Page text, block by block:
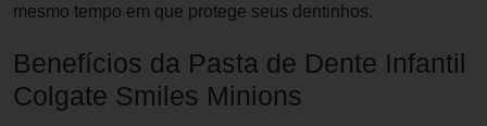
mesmo tempo em que protege seus dentinhos.
Benefícios da Pasta de Dente Infantil
Colgate Smiles Minions